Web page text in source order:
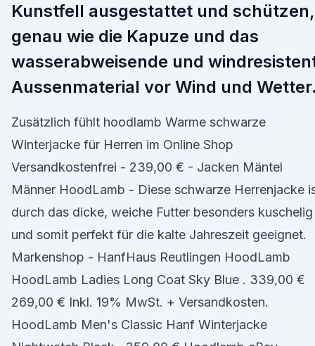
Kunstfell ausgestattet und schützen,
genau wie die Kapuze und das
wasserabweisende und
Aussenmaterial vor Wind und Wetter.
Zusätzlich fühlt hoodlamb Warme schwarze
Winterjacke für Herren im Online Shop
Versandkostenfrei - 239,00 € - Jacken Mäntel
Männer HoodLamb - Diese schwarze Herrenjacke
durch das dicke, weiche Futter besonders kuschelig
und somit perfekt für die kalte Jahreszeit geeignet.
Markenshop - HanfHaus Reutlingen HoodLamb
HoodLamb Ladies Long Coat Sky Blue . 339,00 €
269,00 € Inkl. 19% MwSt. + Versandkosten.
HoodLamb Men's Classic Hanf Winterjacke